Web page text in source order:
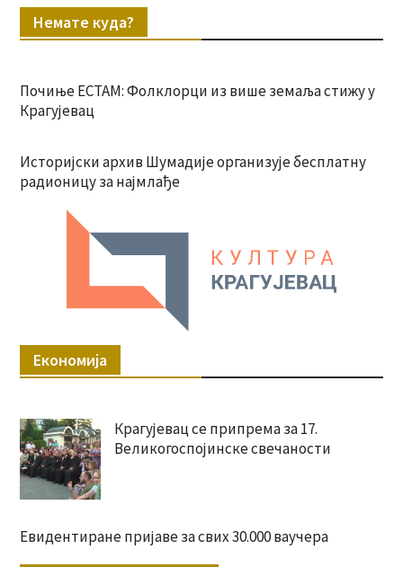
Немате куда?
Почиње ЕСТАМ: Фолклорци из више земаља стижу у
Крагујевац
Историјски архив Шумадије организује бесплатну
радионицу за најмлађе
Економија
Крагујевац се припрема за 17.
Великогоспојинске свечаности
Евидентиране пријаве за свих 30.000 ваучера